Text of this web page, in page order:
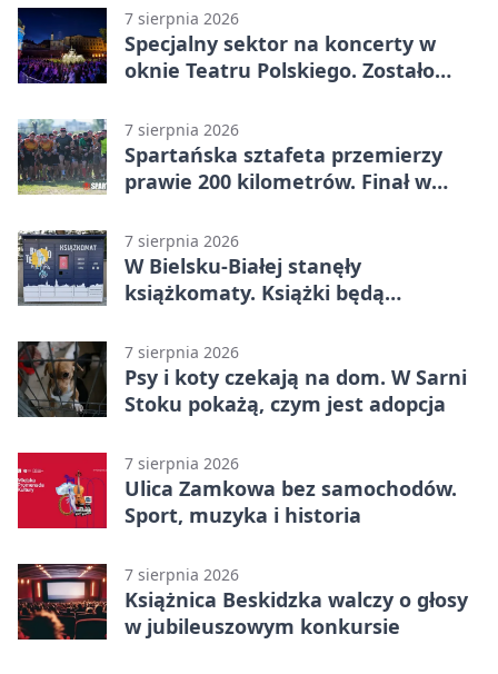
7 sierpnia 2026
Specjalny sektor na koncerty w
oknie Teatru Polskiego. Zostało
7 sierpnia 2026
Spartańska sztafeta przemierzy
prawie 200 kilometrów. Finał w
7 sierpnia 2026
W Bielsku-Białej stanęły
książkomaty. Książki będą
7 sierpnia 2026
Psy i koty czekają na dom. W Sarni
Stoku pokażą, czym jest adopcja
7 sierpnia 2026
Ulica Zamkowa bez samochodów.
Sport, muzyka i historia
7 sierpnia 2026
Książnica Beskidzka walczy o głosy
w jubileuszowym konkursie